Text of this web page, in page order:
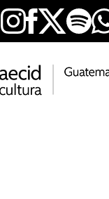
Instagram
Facebook
X Spotify